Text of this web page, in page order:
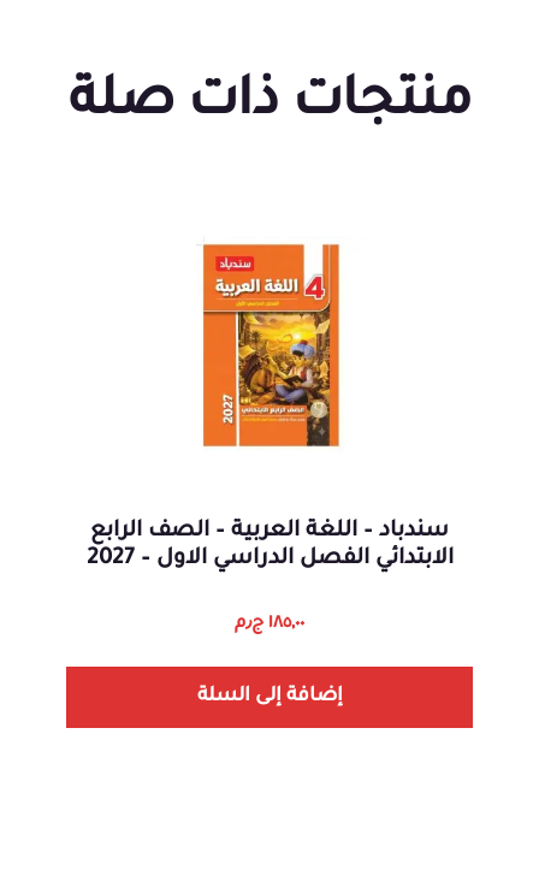
منتجات ذات صلة
سندباد – اللغة العربية – الصف الرابع
الابتدائي الفصل الدراسي الاول – 2027
١٨٥,٠٠ ج٫م
إضافة إلى السلة